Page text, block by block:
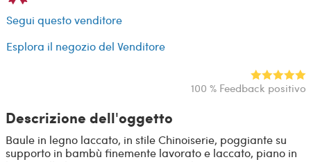
Segui questo venditore
Esplora il negozio del Venditore
100 % Feedback positivo
Descrizione dell'oggetto
Baule in legno laccato, in stile Chinoiserie, poggiante su
supporto in bambù finemente lavorato e laccato, piano in